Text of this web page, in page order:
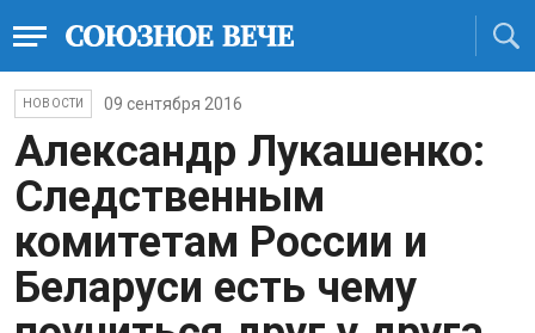
НОВОСТИ 09 сентября 2016
Александр Лукашенко:
Следственным
комитетам России и
Беларуси есть чему